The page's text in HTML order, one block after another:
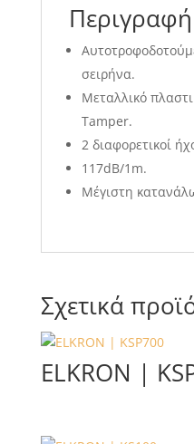
Περιγραφή
σειρήνα.
Μεταλλικό
Tamper.
2 διαφορετικοί
117dB/1m.
Μέγιστη
Σχετικά
ELKRON |